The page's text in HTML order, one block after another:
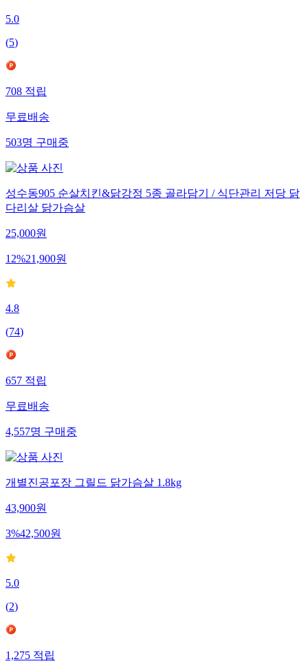
5.0
(5)
708적립
무료배송
503명구매중
성수동905 순살치킨&닭강정 5종 골라담기 / 식단관리 저당 닭
다리살 닭가슴살
25,000원
12%21,900원
4.8
(74)
657적립
무료배송
4,557명구매중
개별진공포장 그릴드 닭가슴살 1.8kg
43,900원
3%42,500원
5.0
(2)
1,275적립